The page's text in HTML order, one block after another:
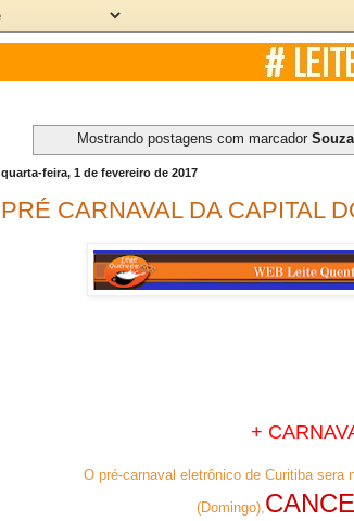
Mostrando postagens com marcador Souza.
quarta-feira, 1 de fevereiro de 2017
PRÉ CARNAVAL DA CAPITAL
+
O pré-carnaval eletrônico de Curitiba sera
(Domingo),